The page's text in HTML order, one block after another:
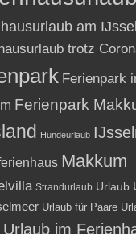
am
trotz
Ferienpark
Ferienpark
Hundeurlaub
Makkum
Strandurlaub Urlaub
Urlaub für Paare
Urlaub im